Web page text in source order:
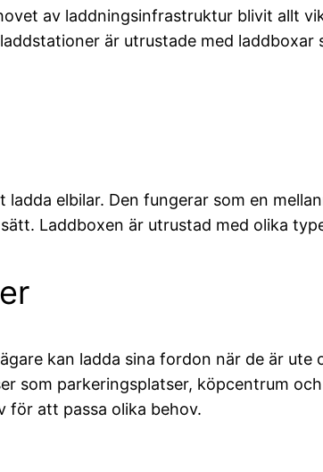
av laddningsinfrastruktur blivit allt
är utrustade med
elbilar. Den fungerar som en
Laddboxen är utrustad med olika
kan ladda sina fordon när de är
som parkeringsplatser, köpcentrum
för att passa olika behov.